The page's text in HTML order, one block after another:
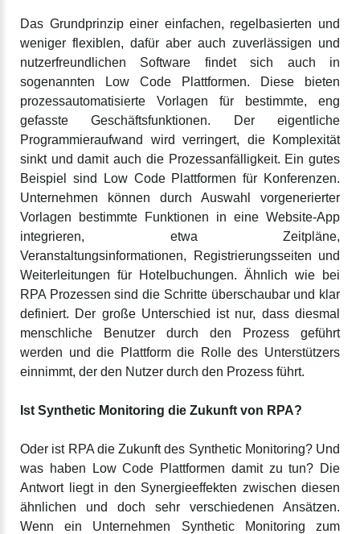
Das Grundprinzip einer einfachen, regelbasierten und
weniger flexiblen, dafür aber auch zuverlässigen und
nutzerfreundlichen Software findet sich auch in
sogenannten Low Code Plattformen. Diese bieten
prozessautomatisierte Vorlagen für bestimmte, eng
gefasste Geschäftsfunktionen. Der eigentliche
Programmieraufwand wird verringert, die Komplexität
sinkt und damit auch die Prozessanfälligkeit. Ein gutes
Beispiel sind Low Code Plattformen für Konferenzen.
Unternehmen können durch Auswahl vorgenerierter
Vorlagen bestimmte Funktionen in eine Website-App
integrieren, etwa Zeitpläne,
Veranstaltungsinformationen, Registrierungsseiten und
Weiterleitungen für Hotelbuchungen. Ähnlich wie bei
RPA Prozessen sind die Schritte überschaubar und klar
definiert. Der große Unterschied ist nur, dass diesmal
menschliche Benutzer durch den Prozess geführt
werden und die Plattform die Rolle des Unterstützers
einnimmt, der den Nutzer durch den Prozess führt.
Ist Synthetic Monitoring die Zukunft von RPA?
Oder ist RPA die Zukunft des Synthetic Monitoring? Und
was haben Low Code Plattformen damit zu tun? Die
Antwort liegt in den Synergieeffekten zwischen diesen
ähnlichen und doch sehr verschiedenen Ansätzen.
Wenn ein Unternehmen Synthetic Monitoring zum